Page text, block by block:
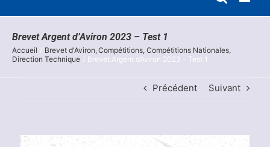
Brevet Argent d’Aviron 2023 – Test 1
Accueil Brevet d'Aviron Compétitions Compétitions Nationales
Direction Technique
Brevet Argent d’Aviron 2023 – Test 1
Précédent Suivant
Voir